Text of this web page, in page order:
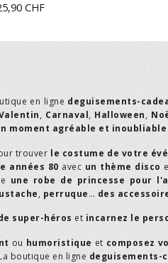
CHF
en ligne deguisements-
, Carnaval, Halloween,
moment agréable et inoubliable
trouver le costume de votre
années 80 avec un thème disco
une robe de princesse pour
, perruque… des
super-héros et incarnez le
ou humoristique et composez
boutique en ligne deguisements-